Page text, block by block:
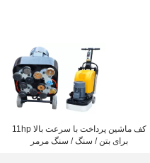
11hp کف ماشین پرداخت با سرعت بالا
برای بتن / سنگ / سنگ مرمر